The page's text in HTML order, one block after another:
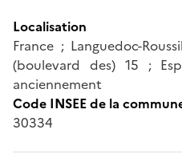
Localisation
France ; Languedoc-
(boulevard des) 15 ;
anciennement
Code INSEE de la
30334